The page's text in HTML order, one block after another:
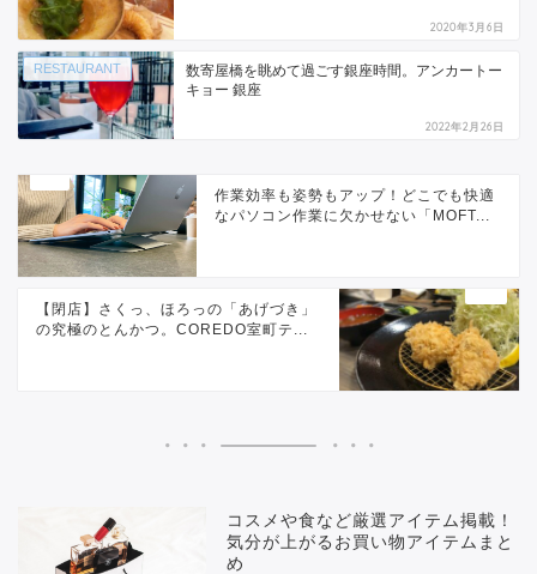
2020年3月6日
RESTAURANT
数寄屋橋を眺めて過ごす銀座時間。アンカートー
キョー 銀座
2022年2月26日
作業効率も姿勢もアップ！どこでも快適
なパソコン作業に欠かせない「MOFT...
【閉店】さくっ、ほろっの「あげづき」
の究極のとんかつ。COREDO室町テ...
コスメや食など厳選アイテム掲載！
気分が上がるお買い物アイテムまと
め